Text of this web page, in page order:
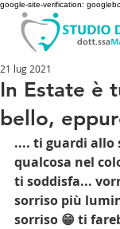
google-site-verification:
In Estate è
bello,
21 lug 2021
.... ti guardi allo
qualcosa nel
ti soddisfa...
sorriso più
sorriso 😁 ti